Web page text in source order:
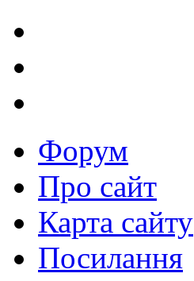
Форум
Про сайт
Карта сайту
Посилання